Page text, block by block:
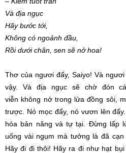
Và địa ngục
Hãybước tới,
Không có ngoảnh đầu,
Rồi dưới chân, sen sẽ nở hoa!
Thơ của ngươi đấy, Saiyo! Và ngươi
vậy. Và địa ngụcsẽ chờ đón
viễn không nở trong lửa đồng sôi,
trược . Nó mọc đấy, nó vươn lên
hóa bản năng vàtự tại . Đừng lấp
uống vài ngụm mà tưởng là đã
Hãy đi đi thôi! Hãy ra đi như hạt bụi